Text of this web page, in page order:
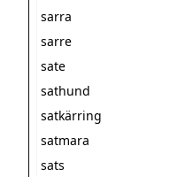
sarra
sarre
sate
sathund
satkärring
satmara
sats